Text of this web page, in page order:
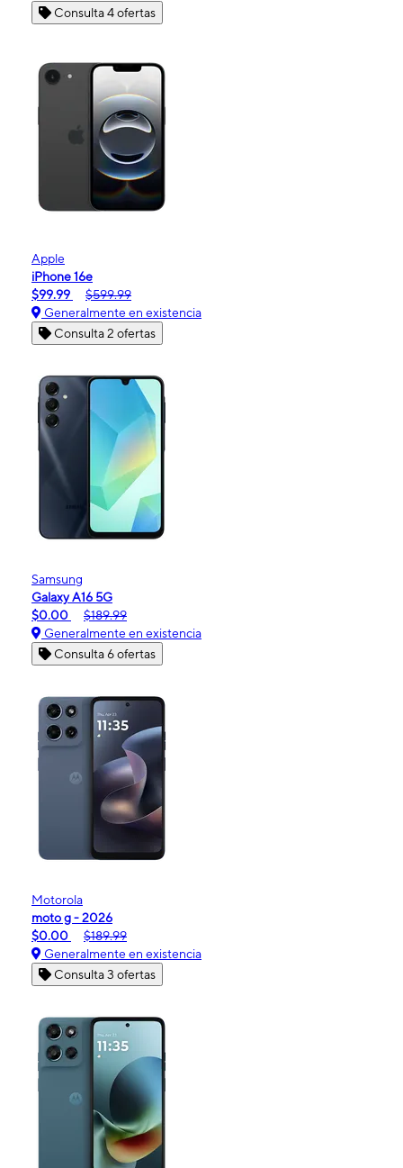
Consulta 4 ofertas
Apple
iPhone 16e
$99.99
$599.99
Generalmente en existencia
Consulta 2 ofertas
Samsung
Galaxy A16 5G
$0.00
$189.99
Generalmente en existencia
Consulta 6 ofertas
Motorola
moto g - 2026
$0.00
$189.99
Generalmente en existencia
Consulta 3 ofertas